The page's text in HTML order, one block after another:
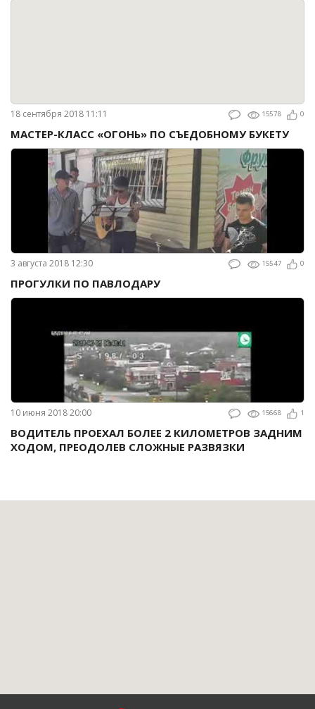
18 сентября 2018 11:11 15578 0
МАСТЕР-КЛАСС «ОГОНЬ» ПО СЪЕДОБНОМУ БУКЕТУ
3 августа 2018 12:30 15547 0
ПРОГУЛКИ ПО ПАВЛОДАРУ
10 июня 2018 20:00 15668 1
ВОДИТЕЛЬ ПРОЕХАЛ БОЛЕЕ 2 КИЛОМЕТРОВ ЗАДНИМ
ХОДОМ, ПРЕОДОЛЕВ СЛОЖНЫЕ РАЗВЯЗКИ